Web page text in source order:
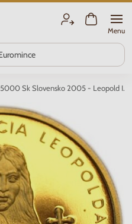
Menu
5000 Sk Slovensko 2005 - Leopold I.